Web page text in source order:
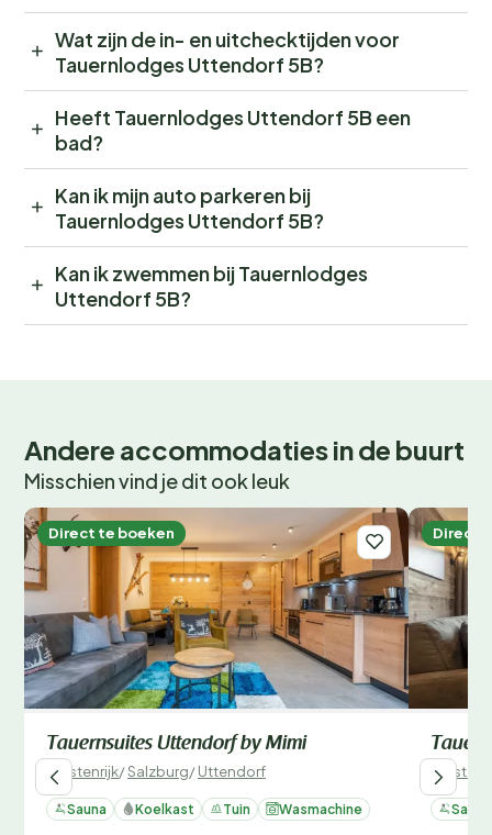
Wat zijn de in- en uitchecktijden voor
Tauernlodges Uttendorf 5B?
Heeft Tauernlodges Uttendorf 5B een
bad?
Kan ik mijn auto parkeren bij
Tauernlodges Uttendorf 5B?
Kan ik zwemmen bij Tauernlodges
Uttendorf 5B?
Andere accommodaties in de buurt
Misschien vind je dit ook leuk
Direct te boeken
Tauernsuites Uttendorf by Mimi
Oostenrijk/Salzburg/Uttendorf
Sauna Koelkast Tuin Wasmachine
Direct
Sauna